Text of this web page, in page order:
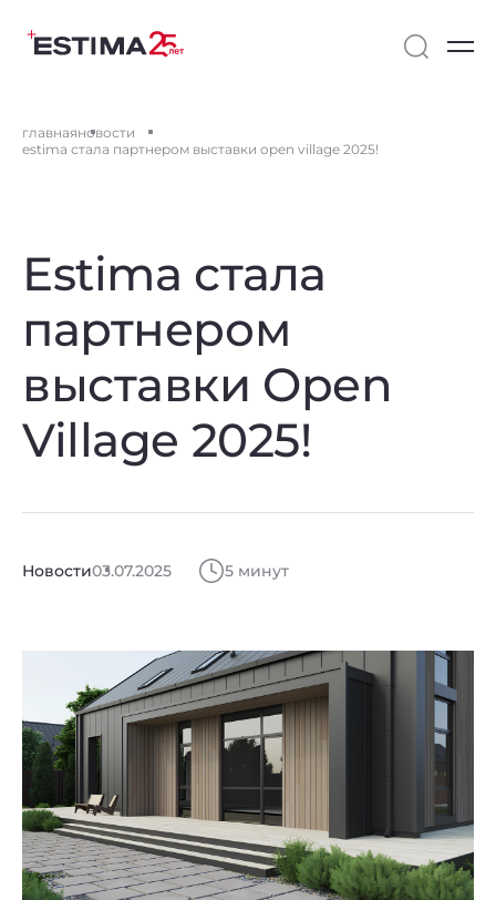
главнаяновости
estima стала партнером выставки open village 2025!
Estima стала
партнером
выставки Open
Village 2025!
Новости03.07.2025 5 минут